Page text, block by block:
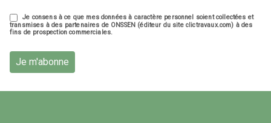
Je consens à ce que mes données à caractère personnel soient collectées et
transmises à des partenaires de ONSSEN (éditeur du site clictravaux.com) à des
fins de prospection commerciales.
Je m'abonne